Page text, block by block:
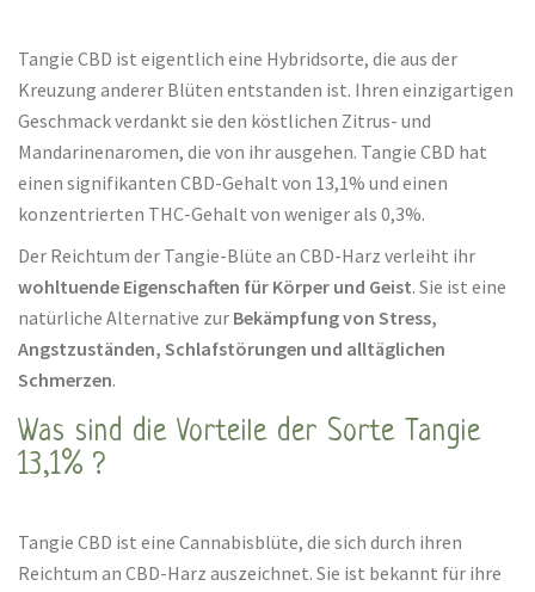
Tangie CBD ist eigentlich eine Hybridsorte, die aus der
Kreuzung anderer Blüten entstanden ist. Ihren einzigartigen
Geschmack verdankt sie den köstlichen Zitrus- und
Mandarinenaromen, die von ihr ausgehen. Tangie CBD hat
einen signifikanten CBD-Gehalt von 13,1% und einen
konzentrierten THC-Gehalt von weniger als 0,3%.
Der Reichtum der Tangie-Blüte an CBD-Harz verleiht ihr
wohltuende Eigenschaften für Körper und Geist. Sie ist eine
natürliche Alternative zur Bekämpfung von Stress,
Angstzuständen, Schlafstörungen und alltäglichen
Schmerzen.
Was sind die Vorteile der Sorte Tangie
13,1% ?
Tangie CBD ist eine Cannabisblüte, die sich durch ihren
Reichtum an CBD-Harz auszeichnet. Sie ist bekannt für ihre